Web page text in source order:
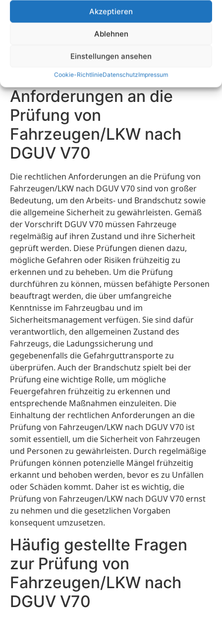
Akzeptieren
Ablehnen
Einstellungen ansehen
Cookie-RichtlinieDatenschutzImpressum
diesen Vorschriften vertraut sind, um eine
erfolgreiche Prüfung zu ermöglichen. Abschließend
ist es ratsam, regelmäßige Prüfungen
frühzeitig zu erkennen und zu beheben.
Die rechtlichen
Anforderungen an die
Prüfung von
Fahrzeugen/LKW nach
DGUV V70
Die rechtlichen Anforderungen an die Prüfung von
Fahrzeugen/LKW nach DGUV V70 sind von großer
Bedeutung, um den Arbeits- und Brandschutz sowie
die allgemeine Sicherheit zu gewährleisten. Gemäß
der Vorschrift DGUV V70 müssen Fahrzeuge
regelmäßig auf ihren Zustand und ihre Sicherheit
geprüft werden. Diese Prüfungen dienen dazu,
mögliche Gefahren oder Risiken frühzeitig zu
erkennen und zu beheben. Um die Prüfung
durchführen zu können, müssen befähigte Personen
beauftragt werden, die über umfangreiche
Kenntnisse im Fahrzeugbau und im
Sicherheitsmanagement verfügen. Sie sind dafür
verantwortlich, den allgemeinen Zustand des
Fahrzeugs, die Ladungssicherung und
gegebenenfalls die Gefahrguttransporte zu
überprüfen. Auch der Brandschutz spielt bei der
Prüfung eine wichtige Rolle, um mögliche
Feuergefahren frühzeitig zu erkennen und
entsprechende Maßnahmen einzuleiten. Die
Einhaltung der rechtlichen Anforderungen an die
Prüfung von Fahrzeugen/LKW nach DGUV V70 ist
somit essentiell, um die Sicherheit von Fahrzeugen
und Personen zu gewährleisten. Durch regelmäßige
Prüfungen können potenzielle Mängel frühzeitig
erkannt und behoben werden, bevor es zu Unfällen
oder Schäden kommt. Daher ist es wichtig, die
Prüfung von Fahrzeugen/LKW nach DGUV V70 ernst
zu nehmen und die gesetzlichen Vorgaben
konsequent umzusetzen.
Häufig gestellte Fragen
zur Prüfung von
Fahrzeugen/LKW nach
DGUV V70